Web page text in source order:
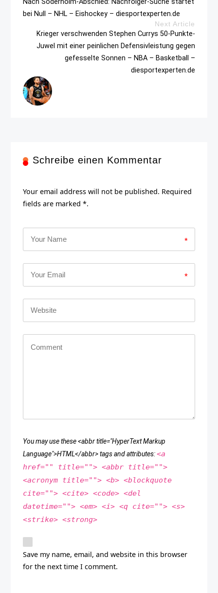
Nach Söderholm-Abschied: Nachfolger-Suche startet
bei Null – NHL – Eishockey – diesportexperten.de
Next Article
Krieger verschwenden Stephen Currys 50-Punkte-
Juwel mit einer peinlichen Defensivleistung gegen
gefesselte Sonnen – NBA – Basketball –
diesportexperten.de
Schreibe einen Kommentar
Your email address will not be published. Required
fields are marked *.
*
*
You may use these <abbr title="HyperText Markup
Language">HTML</abbr> tags and attributes:<a
href="" title=""> <abbr title="">
<acronym title=""> <b> <blockquote
cite=""> <cite> <code> <del
datetime=""> <em> <i> <q cite=""> <s>
<strike> <strong>
Save my name, email, and website in this browser
for the next time I comment.